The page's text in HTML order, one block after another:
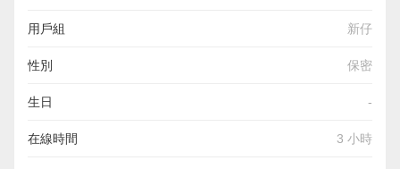
用戶組 新仔
性別 保密
生日 -
在線時間 3 小時